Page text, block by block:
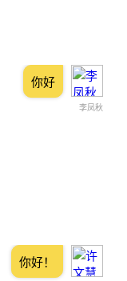
李凤秋
你好
你好！